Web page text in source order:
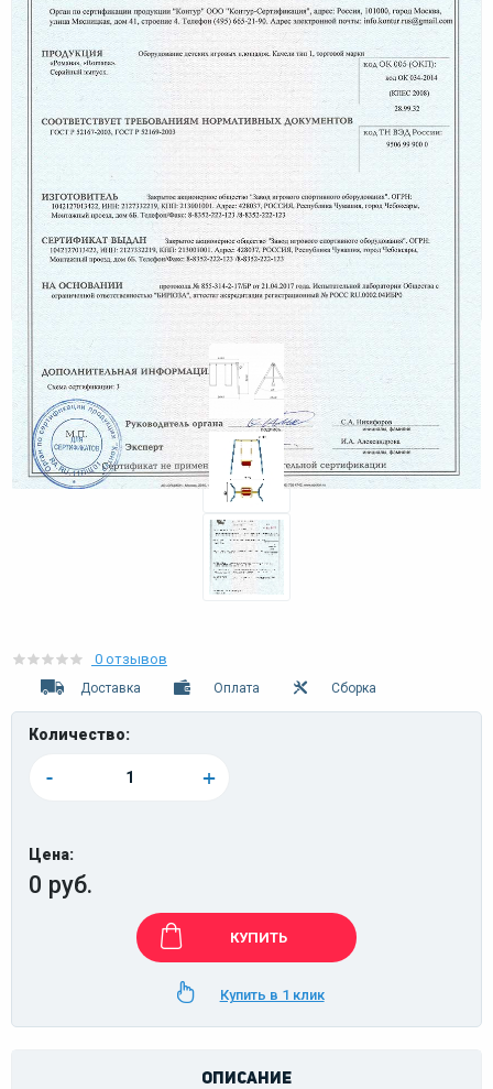
0 отзывов
Доставка Оплата Сборка
Количество:
- +
Цена:
0 руб.
КУПИТЬ
Купить в 1 клик
ОПИСАНИЕ